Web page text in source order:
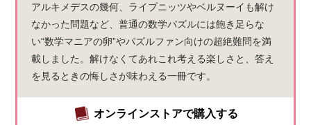
アルキメデスの幾何、ライプニッツやベルヌーイも解け
なかった問題など、普通の数学パズルには飽き足らな
い“数学マニアの卵”やパズルファン向けの超絶難問を満
載しました。解けなくてあれこれ考える楽しさと、答え
を見るときの悔しさが味わえる一冊です。
オンラインストアで購入する